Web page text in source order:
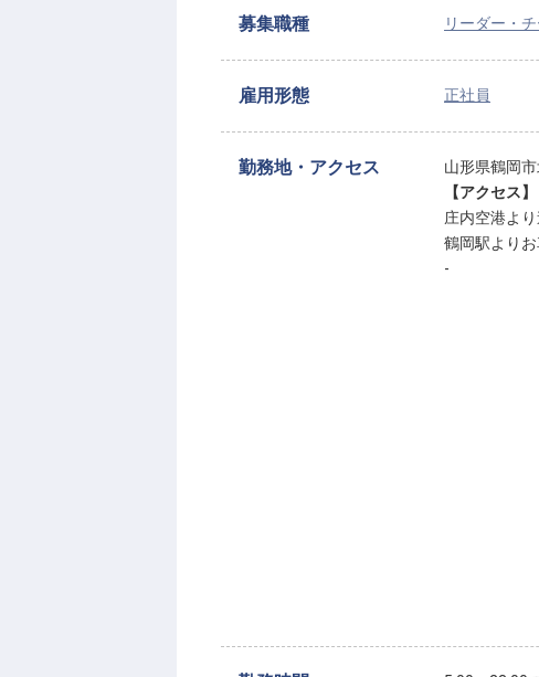
募集職種 リーダー・
雇用形態 正社員
勤務地・アクセス
山形県鶴岡
【アクセス】
庄内空港よ
鶴岡駅より
-